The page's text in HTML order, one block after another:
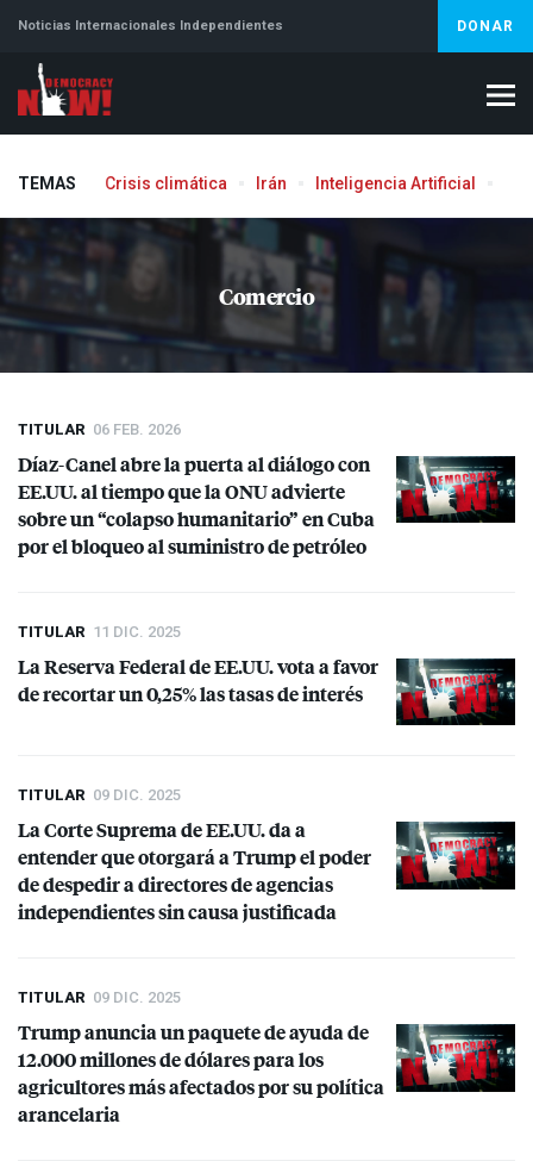
Noticias Internacionales Independientes DONAR
TEMAS Crisis climática Irán Inteligencia Artificial
Comercio
TITULAR 06 FEB. 2026
Díaz-Canel abre la puerta al diálogo con
EE.UU. al tiempo que laONUadvierte
sobre un “colapso humanitario” en Cuba
por el bloqueo al suministro de petróleo
TITULAR 11 DIC. 2025
La Reserva Federal de EE.UU. vota a favor
de recortar un 0,25% las tasas de interés
TITULAR 09 DIC. 2025
La Corte Suprema de EE.UU. da a
entender que otorgará a Trump el poder
de despedir a directores de agencias
independientes sin causa justificada
TITULAR 09 DIC. 2025
Trump anuncia un paquete de ayuda de
12.000 millones de dólares para los
agricultores más afectados por su política
arancelaria